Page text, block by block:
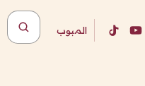
المبوب